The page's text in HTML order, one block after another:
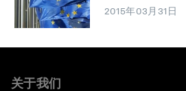
2015年03月31日
关于我们